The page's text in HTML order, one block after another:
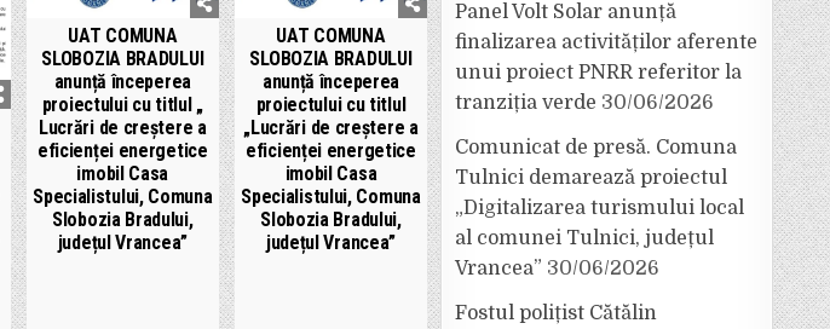
UAT COMUNA
SLOBOZIA BRADULUI
anunță începerea
proiectului cu titlul „
Lucrări de creștere a
eficienței energetice
imobil Casa
Specialistului, Comuna
Slobozia Bradului,
județul Vrancea”
UAT COMUNA
SLOBOZIA BRADULUI
anunță începerea
proiectului cu titlul
„Lucrări de creștere a
eficienței energetice
imobil Casa
Specialistului, Comuna
Slobozia Bradului,
județul Vrancea”
Panel Volt Solar anunță
finalizarea activităților aferente
unui proiect PNRR referitor la
tranziția verde 30/06/2026
Comunicat de presă. Comuna
Tulnici demarează proiectul
„Digitalizarea turismului local
al comunei Tulnici, județul
Vrancea” 30/06/2026
Fostul polițist Cătălin